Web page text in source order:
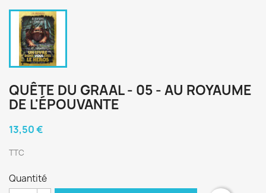
QUÊTE DU GRAAL - 05 - AU ROYAUME
DE L'ÉPOUVANTE
13,50 €
TTC
Quantité